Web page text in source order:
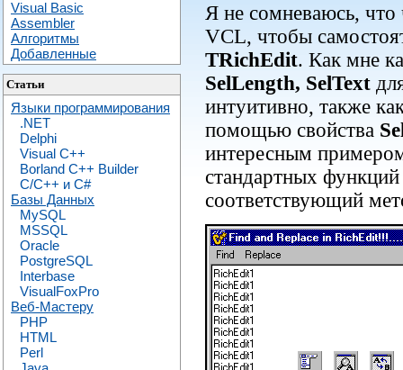
Visual Basic
Assembler
Алгоритмы
Добавленные
Статьи
Языки программирования
.NET
Delphi
Visual C++
Borland C++ Builder
C/С++ и C#
Базы Данных
MySQL
MSSQL
Oracle
PostgreSQL
Interbase
VisualFoxPro
Веб-Мастеру
PHP
HTML
Perl
Я не сомневаюсь, что
VCL, чтобы
TRichEdit. Как мне
SelLength, SelText
интуитивно, также
помощью свойства
интересным
стандартных
соответствующий